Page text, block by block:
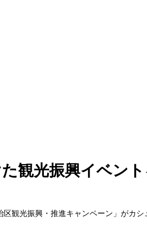
観光振興イベン
観光振興・推進キャンペーン」がカ